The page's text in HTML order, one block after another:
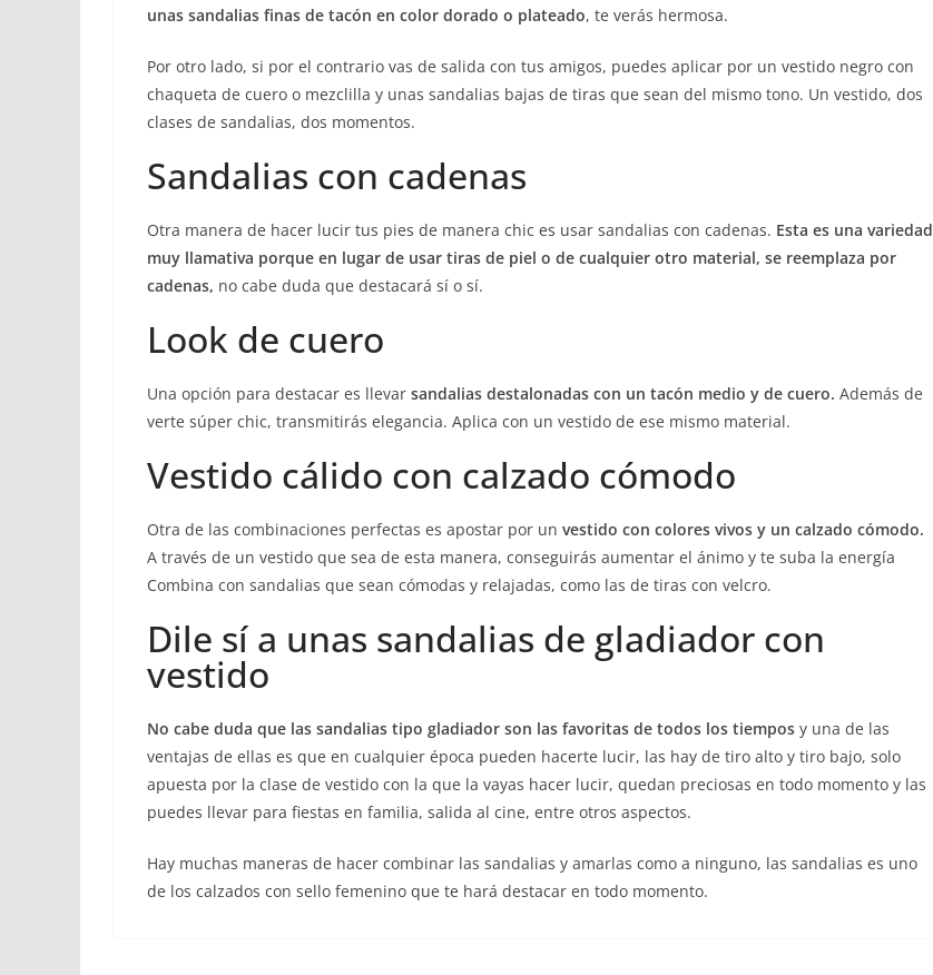
unas sandalias finas de tacón en color dorado o plateado, te verás hermosa.
Por otro lado, si por el contrario vas de salida con tus amigos, puedes aplicar por un vestido negro con
chaqueta de cuero o mezclilla y unas sandalias bajas de tiras que sean del mismo tono. Un vestido, dos
clases de sandalias, dos momentos.
Sandalias con cadenas
Otra manera de hacer lucir tus pies de manera chic es usar sandalias con cadenas. Esta es una variedad
muy llamativa porque en lugar de usar tiras de piel o de cualquier otro material, se reemplaza por
cadenas, no cabe duda que destacará sí o sí.
Look de cuero
Una opción para destacar es llevar sandalias destalonadas con un tacón medio y de cuero. Además de
verte súper chic, transmitirás elegancia. Aplica con un vestido de ese mismo material.
Vestido cálido con calzado cómodo
Otra de las combinaciones perfectas es apostar por un vestido con colores vivos y un calzado cómodo.
A través de un vestido que sea de esta manera, conseguirás aumentar el ánimo y te suba la energía
Combina con sandalias que sean cómodas y relajadas, como las de tiras con velcro.
Dile sí a unas sandalias de gladiador con
vestido
No cabe duda que las sandalias tipo gladiador son las favoritas de todos los tiempos y una de las
ventajas de ellas es que en cualquier época pueden hacerte lucir, las hay de tiro alto y tiro bajo, solo
apuesta por la clase de vestido con la que la vayas hacer lucir, quedan preciosas en todo momento y las
puedes llevar para fiestas en familia, salida al cine, entre otros aspectos.
Hay muchas maneras de hacer combinar las sandalias y amarlas como a ninguno, las sandalias es uno
de los calzados con sello femenino que te hará destacar en todo momento.